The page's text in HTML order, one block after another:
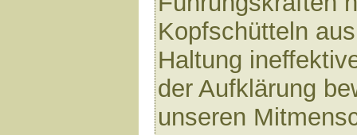
Kopfschütteln
Haltung
der Aufklärung
unseren